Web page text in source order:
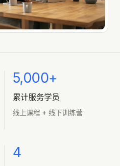
5,000+
累计服务学员
线上课程 + 线下训练营
4